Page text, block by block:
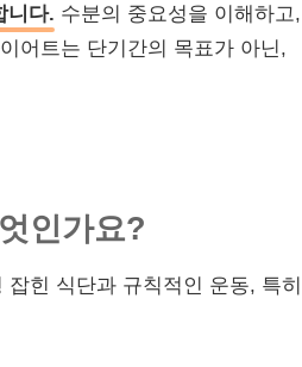
니다. 수분의 중요성을 이해하고,
어트는 단기간의 목표가 아닌,
인가요?
힌 식단과 규칙적인 운동, 특히